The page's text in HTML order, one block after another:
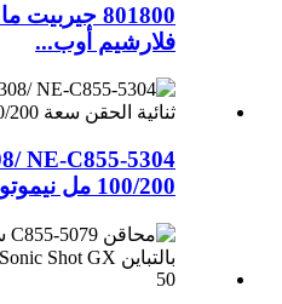
801800
فلارشيم أوب...
NE-C855-5304
100/200 مل نيموتو دوا...